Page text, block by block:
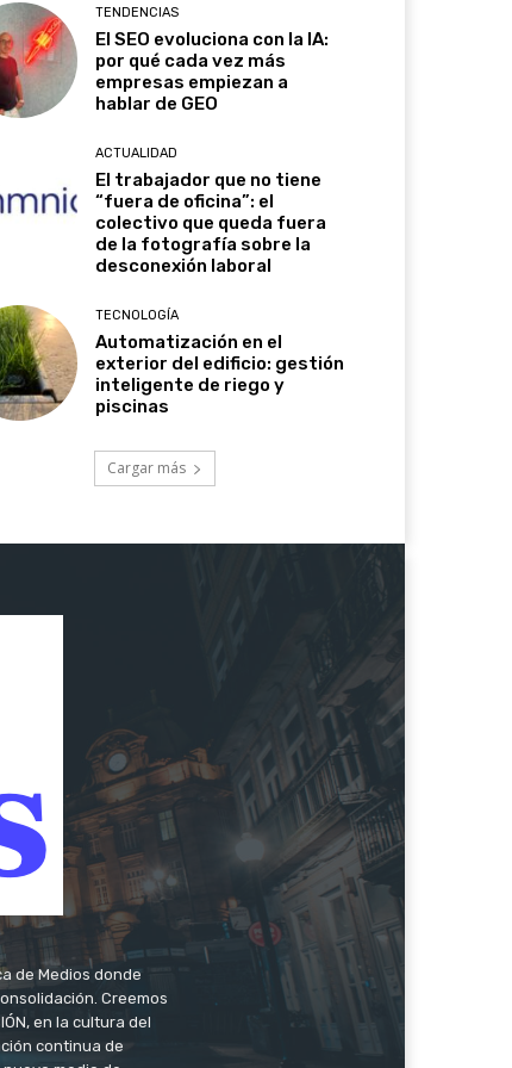
TENDENCIAS
El SEO evoluciona con la IA:
por qué cada vez más
empresas empiezan a
hablar de GEO
ACTUALIDAD
El trabajador que no tiene
“fuera de oficina”: el
colectivo que queda fuera
de la fotografía sobre la
desconexión laboral
TECNOLOGÍA
Automatización en el
exterior del edificio: gestión
inteligente de riego y
piscinas
Cargar más
de Medios donde
Creemos
en la cultura del
continua de